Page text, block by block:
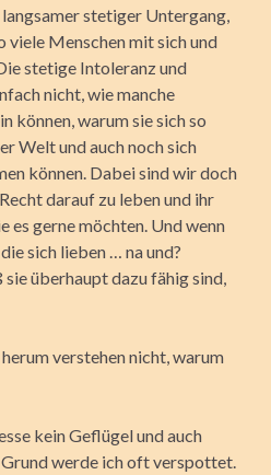
stetiger Untergang,
viele Menschen mit sich und
stetige Intoleranz und
nicht, wie manche
können, warum sie sich so
Welt und auch noch sich
können. Dabei sind wir doch
darauf zu leben und ihr
es gerne möchten. Und wenn
sich lieben … na und?
überhaupt dazu fähig sind,
verstehen nicht, warum
kein Geflügel und auch
werde ich oft verspottet.